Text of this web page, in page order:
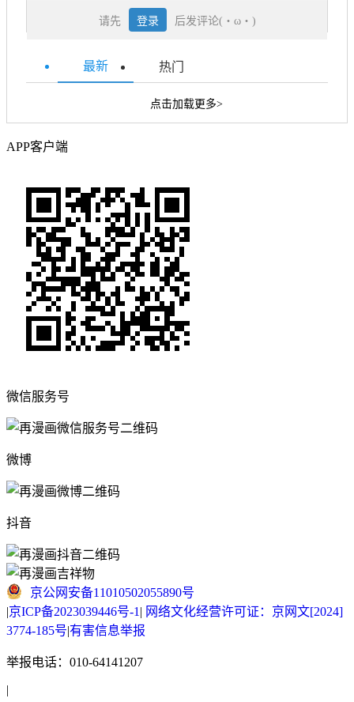
请先 登录 后发评论(・ω・)
最新 热门
点击加载更多>
APP客户端
微信服务号
微博
抖音
京公网安备11010502055890号
|京ICP备2023039446号-1 | 网络文化经营许可证：京网文[2024]
3774-185号|有害信息举报
举报电话：010-64141207
|